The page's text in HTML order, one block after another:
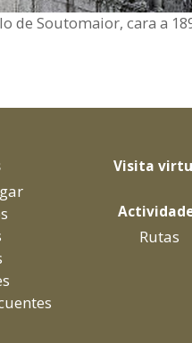
de Soutomaior, cara a
Visita
Rutas